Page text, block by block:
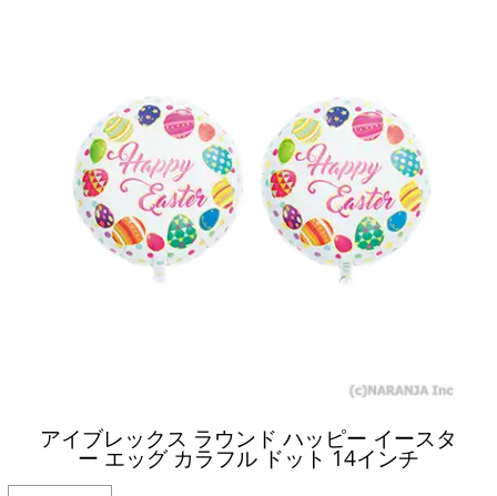
アイブレックス ラウンド ハッピー イースタ
ー エッグ カラフル ドット 14インチ